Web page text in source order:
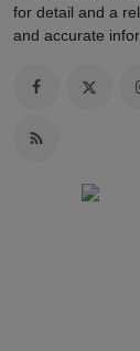
for detail and a
and accurate